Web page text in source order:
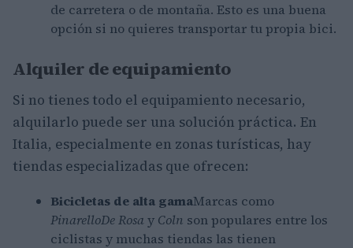
de carretera o de montaña. Esto es una buena
opción si no quieres transportar tu propia bici.
Alquiler de equipamiento
Si no tienes todo el equipamiento necesario,
alquilarlo puede ser una solución práctica. En
Italia, especialmente en zonas turísticas, hay
tiendas especializadas que ofrecen:
Bicicletas de alta gamaMarcas como
PinarelloDe Rosay Coln son populares entre los
ciclistas y muchas tiendas las tienen